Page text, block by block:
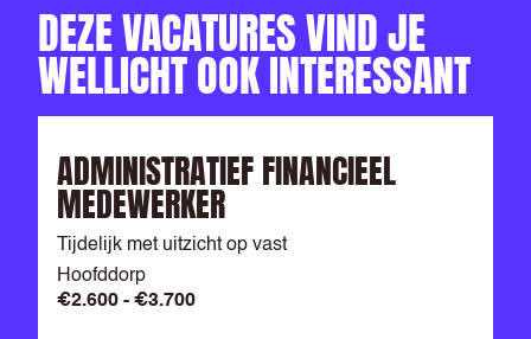
DEZE VACATURES VIND JE
WELLICHT OOK INTERESSANT
ADMINISTRATIEF FINANCIEEL
MEDEWERKER
Tijdelijk met uitzicht op vast
Hoofddorp
€2.600 - €3.700